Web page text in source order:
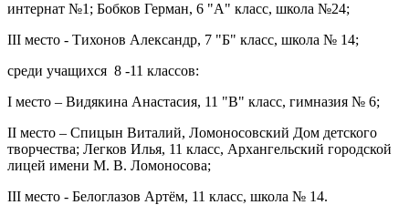
интернат №1; Бобков Герман, 6 "А" класс, школа №24;
III место - Тихонов Александр, 7 "Б" класс, школа № 14;
среди учащихся 8 -11 классов:
I место – Видякина Анастасия, 11 "В" класс, гимназия № 6;
II место – Спицын Виталий, Ломоносовский Дом детского
творчества; Легков Илья, 11 класс, Архангельский городской
лицей имени М. В. Ломоносова;
III место - Белоглазов Артём, 11 класс, школа № 14.